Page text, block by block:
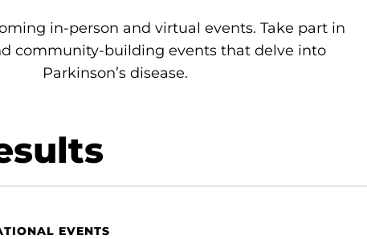
in-person and virtual events. Take part in
community-building events that delve into
Parkinson’s disease.
EVENTS